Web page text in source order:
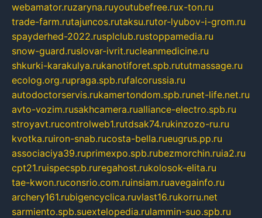
webamator.ruzaryna.ruyoutubefree.rux-ton.ru
trade-farm.rutajuncos.rutaksu.rutor-lyubov-i-grom.ru
spayderhed-2022.rusplclub.rustoppamedia.ru
snow-guard.ruslovar-ivrit.rucleanmedicine.ru
shkurki-karakulya.rukanotiforet.spb.rututmassage.ru
ecolog.org.rupraga.spb.rufalcorussia.ru
autodoctorservis.rukamertondom.spb.runet-life.net.ru
avto-vozim.rusakhcamera.rualliance-electro.spb.ru
stroyavt.rucontrolweb1.rutdsak74.rukinzozo-ru.ru
kvotka.ruiron-snab.rucosta-bella.rueugrus.pp.ru
associaciya39.ruprimexpo.spb.rubezmorchin.ruia2.ru
cpt21.ruispecspb.ruregahost.rukolosok-elita.ru
tae-kwon.ruconsrio.com.ruinsiam.ruavegainfo.ru
archery161.rubigencyclica.ruvlast16.rukorru.net
sarmiento.spb.suextelopedia.rulammin-suo.spb.ru